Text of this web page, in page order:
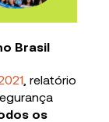
Brasil
, relatório
os